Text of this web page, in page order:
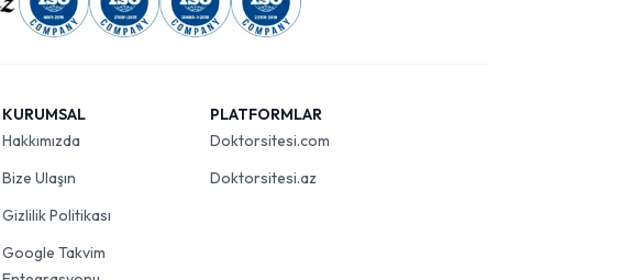
KURUMSAL
Hakkımızda
Bize Ulaşın
Gizlilik Politikası
Google Takvim
PLATFORMLAR
Doktorsitesi.com
Doktorsitesi.az